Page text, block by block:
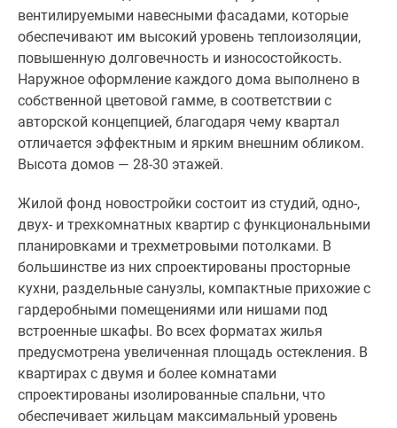
вентилируемыми навесными фасадами, которые
обеспечивают им высокий уровень теплоизоляции,
повышенную долговечность и износостойкость.
Наружное оформление каждого дома выполнено в
собственной цветовой гамме, в соответствии с
авторской концепцией, благодаря чему квартал
отличается эффектным и ярким внешним обликом.
Высота домов — 28-30 этажей.
Жилой фонд новостройки состоит из студий, одно-,
двух- и трехкомнатных квартир с функциональными
планировками и трехметровыми потолками. В
большинстве из них спроектированы просторные
кухни, раздельные санузлы, компактные прихожие с
гардеробными помещениями или нишами под
встроенные шкафы. Во всех форматах жилья
предусмотрена увеличенная площадь остекления. В
квартирах с двумя и более комнатами
спроектированы изолированные спальни, что
обеспечивает жильцам максимальный уровень